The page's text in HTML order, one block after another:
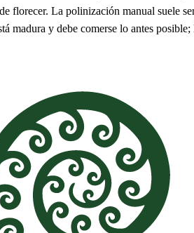
florecer. La polinización manual suele
madura y debe comerse lo antes